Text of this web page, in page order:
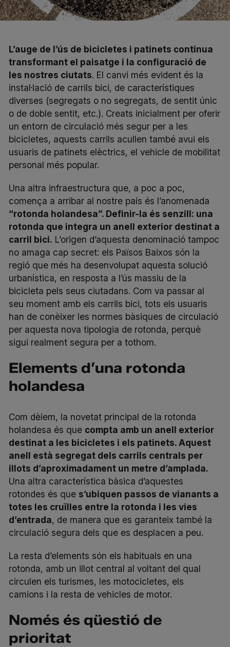
L’auge de l’ús de bicicletes i patinets continua
transformant el paisatge i la configuració de
les nostres ciutats. El canvi més evident és la
instal·lació de carrils bici, de característiques
diverses (segregats o no segregats, de sentit únic
o de doble sentit, etc.). Creats inicialment per oferir
un entorn de circulació més segur per a les
bicicletes, aquests carrils acullen també avui els
usuaris de patinets elèctrics, el vehicle de mobilitat
personal més popular.
Una altra infraestructura que, a poc a poc,
comença a arribar al nostre país és l’anomenada
“rotonda holandesa”. Definir-la és senzill: una
rotonda que integra un anell exterior destinat a
carril bici. L’origen d’aquesta denominació tampoc
no amaga cap secret: els Països Baixos són la
regió que més ha desenvolupat aquesta solució
urbanística, en resposta a l’ús massiu de la
bicicleta pels seus ciutadans. Com va passar al
seu moment amb els carrils bici, tots els usuaris
han de conèixer les normes bàsiques de circulació
per aquesta nova tipologia de rotonda, perquè
sigui realment segura per a tothom.
Elements d’una rotonda
holandesa
Com dèiem, la novetat principal de la rotonda
holandesa és que compta amb un anell exterior
destinat a les bicicletes i els patinets. Aquest
anell està segregat dels carrils centrals per
illots d’aproximadament un metre d’amplada.
Una altra característica bàsica d’aquestes
rotondes és que s’ubiquen passos de vianants a
totes les cruïlles entre la rotonda i les vies
d’entrada, de manera que es garanteix també la
circulació segura dels que es desplacen a peu.
La resta d’elements són els habituals en una
rotonda, amb un illot central al voltant del qual
circulen els turismes, les motocicletes, els
camions i la resta de vehicles de motor.
Només és qüestió de
prioritat